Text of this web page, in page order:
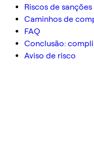
Riscos de
Caminhos de
FAQ
Conclusão:
Aviso de risco